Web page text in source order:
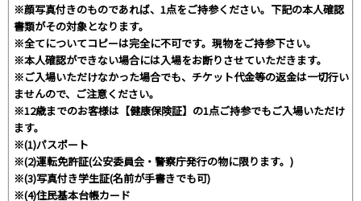
※顔写真付きのものであれば、1点をご持参ください。下記の本人確認
書類がその対象となります。
※全てについてコピーは完全に不可です。現物をご持参下さい。
※本人確認ができない場合には入場をお断りさせていただきます。
※ご入場いただけなかった場合でも、チケット代金等の返金は一切行い
ませんので、ご注意ください。
※12歳までのお客様は【健康保険証】の1点ご持参でもご入場いただけ
ます。
※(1)パスポート
※(2)運転免許証(公安委員会・警察庁発行の物に限ります。)
※(3)写真付き学生証(名前が手書きでも可)
※(4)住民基本台帳カード